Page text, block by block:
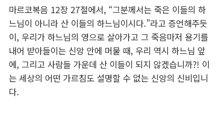
마르코복음 12장 27절에서, “그분께서는 죽은 이들의 하
느님이 아니라 산 이들의 하느님이시다.”라고 증언해주듯
이, 우리가 하느님의 영으로 살아가고 그 죽음마저 용기를
내어 받아들이는 신앙 안에 머물 때, 우리 역시 하느님 앞
에, 그리고 사람들 가운데 산 이들이 되지 않겠습니까?! 이
는 세상의 어떤 가르침도 설명할 수 없는 신앙의 신비입니
다.